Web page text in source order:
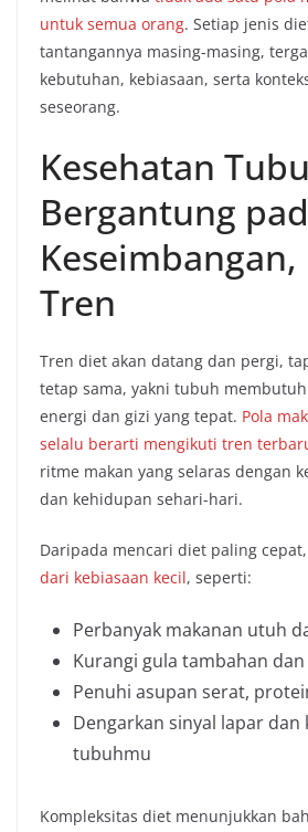
untuk semua orang. Setiap jenis
tantangannya masing-masing,
kebutuhan, kebiasaan, serta
seseorang.
Kesehatan
Bergantung
Tren
Tren diet akan datang dan pergi,
tetap sama, yakni tubuh
energi dan gizi yang tepat. Pola
selalu berarti mengikuti tren
ritme makan yang selaras dengan
dan kehidupan sehari-hari.
Daripada mencari diet paling cepat,
dari kebiasaan kecil, seperti:
Perbanyak makanan utuh
Kurangi gula tambahan
Penuhi asupan serat,
Dengarkan sinyal lapar dan
tubuhmu
Kompleksitas diet menunjukkan